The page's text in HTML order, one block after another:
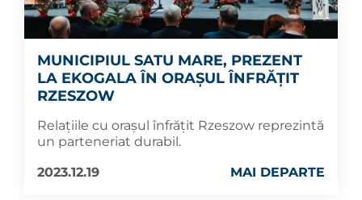
MUNICIPIUL SATU MARE, PREZENT
LA EKOGALA ÎN ORAȘUL ÎNFRĂȚIT
RZESZOW
Relațiile cu orașul înfrățit Rzeszow reprezintă
un parteneriat durabil.
2023.12.19
MAI DEPARTE